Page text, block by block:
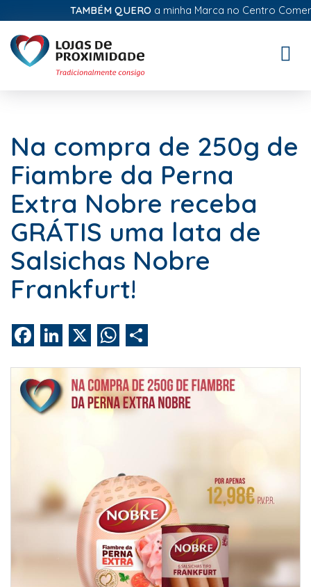
TAMBÉM QUEROa minha Marca no Centro
Na compra de 250g de
Fiambre da Perna
Extra Nobre receba
GRÁTIS uma lata de
Salsichas Nobre
Frankfurt!
FacebookLinkedIn WhatsApp